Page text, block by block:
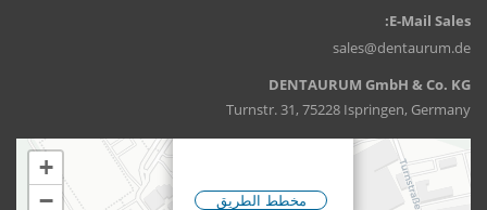
E-Mail Sales:
sales@dentaurum.de
DENTAURUM GmbH & Co. KG
Turnstr. 31, 75228 Ispringen, Germany